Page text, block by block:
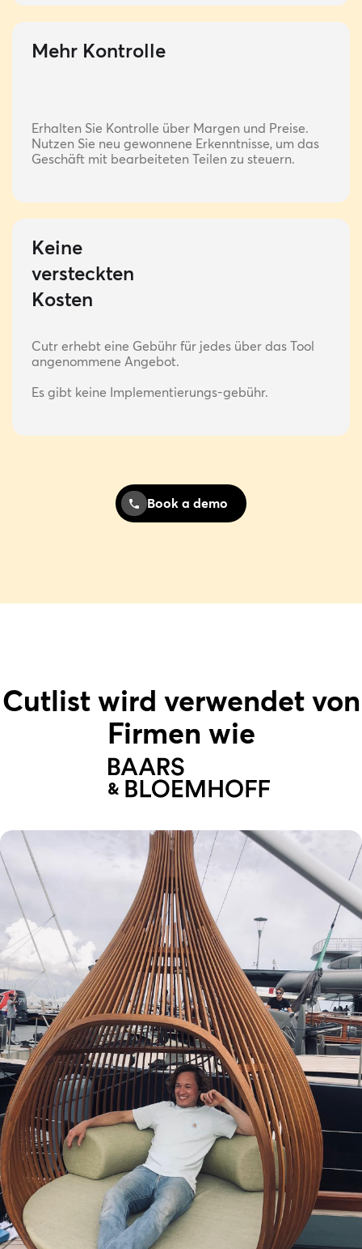
Mehr Kontrolle
Erhalten Sie Kontrolle über Margen und Preise.
Nutzen Sie neu gewonnene Erkenntnisse, um das
Geschäft mit bearbeiteten Teilen zu steuern.
Keine
versteckten
Kosten
Cutr erhebt eine Gebühr für jedes über das Tool
angenommene Angebot.
Es gibt keine Implementierungs-gebühr.
Book a demo
Cutlist wird verwendet von
Firmen wie